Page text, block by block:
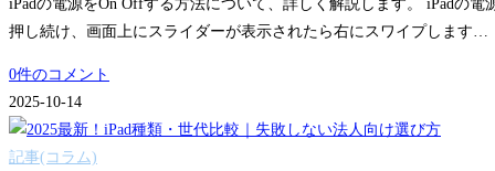
iPadの電源をOn Offする方法について、詳しく解説します。 iPadの
押し続け、画面上にスライダーが表示されたら右にスワイプします…
0件のコメント
2025-10-14
記事(コラム)